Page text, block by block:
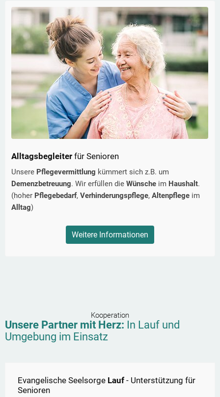
Alltagsbegleiter für Senioren
Unsere Pflegevermittlung kümmert sich z.B. um
Demenzbetreuung. Wir erfüllen die Wünsche im Haushalt.
(hoher Pflegebedarf, Verhinderungspflege, Altenpflege im
Alltag)
Weitere Informationen
Kooperation
Unsere Partner mit Herz: In Lauf und
Umgebung im Einsatz
Evangelische Seelsorge Lauf - Unterstützung für
Senioren